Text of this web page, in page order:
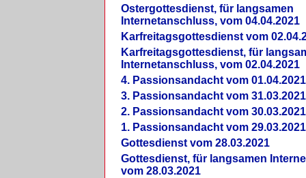
Ostergottesdienst, für langsamen
Internetanschluss, vom 04.04.2021
Karfreitagsgottesdienst vom
Karfreitagsgottesdienst, für
Internetanschluss, vom 02.04.2021
4. Passionsandacht vom 01.04.2021
3. Passionsandacht vom 31.03.2021
2. Passionsandacht vom 30.03.2021
1. Passionsandacht vom 29.03.2021
Gottesdienst vom 28.03.2021
Gottesdienst, für langsamen
vom 28.03.2021